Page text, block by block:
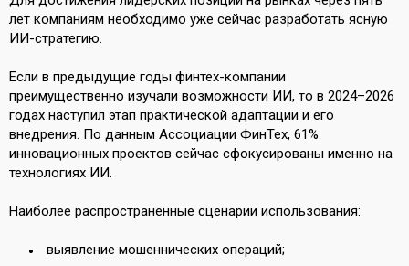
лет компаниям необходимо уже сейчас разработать ясную
ИИ-стратегию.
Если в предыдущие годы финтех-компании
преимущественно изучали возможности ИИ, то в 2024–2026
годах наступил этап практической адаптации и его
внедрения. По данным Ассоциации ФинТех, 61%
инновационных проектов сейчас сфокусированы именно на
технологиях ИИ.
Наиболее распространенные сценарии использования:
выявление мошеннических операций;